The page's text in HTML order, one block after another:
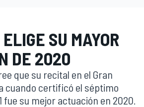
SU MAYOR
DE 2020
que su recital en el Gran
cuando certificó el séptimo
fue su mejor actuación en 2020.